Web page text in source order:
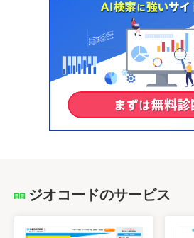
ジオコードのサービス